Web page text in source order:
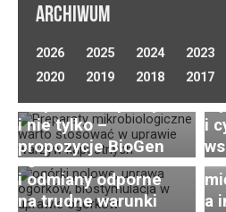
ARCHIWUM
2026 2025 2024 2023
2020
2019 2018 2017
Preparaty biologiczne
w uprawie kapusty
i nie tylko –
propozycje BioGen
i
Uprawa ogórków
(polowych) –
wyzwania, nowoczesna
agrotechnika
i odmiany odporne
na trudne warunki
a